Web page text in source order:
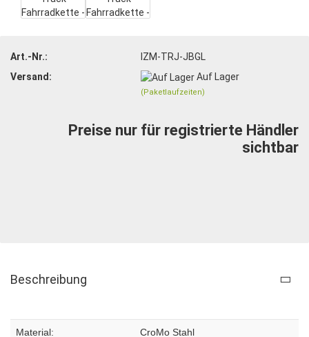
Art.-Nr.:
IZM-TRJ-JBGL
Versand:
Auf Lager
(Paketlaufzeiten)
Preise nur für registrierte Händler
sichtbar
Beschreibung
Material: CroMo Stahl